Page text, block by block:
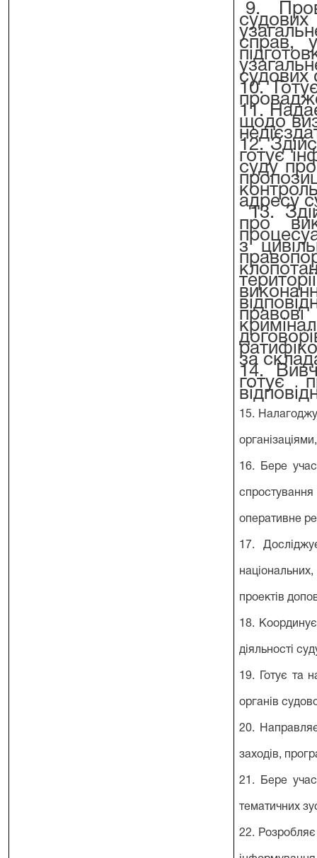
9.
справ,
судових
10.
11.
щодо
12.
готує
суду про
адресу
13.
про
з
за
14.
готує
15.
16. Бере
оперативне
17. Д
проектів
18. К
діяльності
19. Готує та
органів
20.
заходів,
21. Бере
тематичних
22. Р